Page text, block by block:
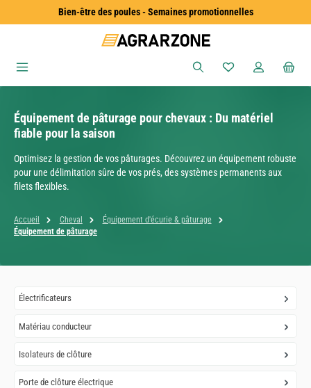
Passer au contenu principalBien-être des poules - Semaines promotionnelles
Vous avez 0
Équipement de pâturage pour chevaux : Du matériel
fiable pour la saison
Optimisez la gestion de vos pâturages. Découvrez un équipement robuste
pour une délimitation sûre de vos prés, des systèmes permanents aux
filets flexibles.
Accueil Cheval
Équipement d'écurie & pâturage
Équipement de pâturage
Électrificateurs
Matériau conducteur
Isolateurs de clôture
Porte de clôture électrique